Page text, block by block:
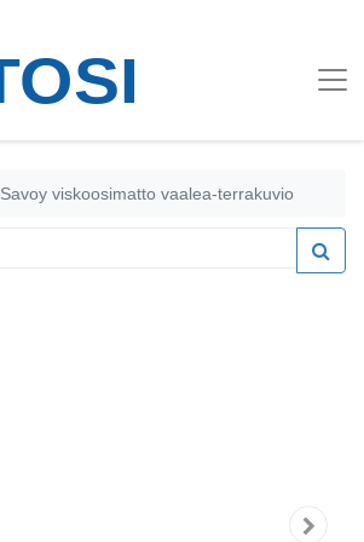
Savoy viskoosimatto vaalea-terrakuvio